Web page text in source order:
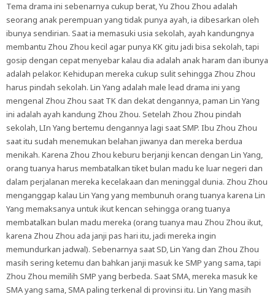
Tema drama ini sebenarnya cukup berat, Yu Zhou Zhou adalah
seorang anak perempuan yang tidak punya ayah, ia dibesarkan oleh
ibunya sendirian. Saat ia memasuki usia sekolah, ayah kandungnya
membantu Zhou Zhou kecil agar punya KK gitu jadi bisa sekolah, tapi
gosip dengan cepat menyebar kalau dia adalah anak haram dan ibunya
adalah pelakor. Kehidupan mereka cukup sulit sehingga Zhou Zhou
harus pindah sekolah. Lin Yang adalah male lead drama ini yang
mengenal Zhou Zhou saat TK dan dekat dengannya, paman Lin Yang
ini adalah ayah kandung Zhou Zhou. Setelah Zhou Zhou pindah
sekolah, LIn Yang bertemu dengannya lagi saat SMP. Ibu Zhou Zhou
saat itu sudah menemukan belahan jiwanya dan mereka berdua
menikah. Karena Zhou Zhou keburu berjanji kencan dengan Lin Yang,
orang tuanya harus membatalkan tiket bulan madu ke luar negeri dan
dalam perjalanan mereka kecelakaan dan meninggal dunia. Zhou Zhou
menganggap kalau Lin Yang yang membunuh orang tuanya karena Lin
Yang memaksanya untuk ikut kencan sehingga orang tuanya
membatalkan bulan madu mereka (orang tuanya mau Zhou Zhou ikut,
karena Zhou Zhou ada janji pas hari itu, jadi mereka ingin
memundurkan jadwal). Sebenarnya saat SD, Lin Yang dan Zhou Zhou
masih sering ketemu dan bahkan janji masuk ke SMP yang sama, tapi
Zhou Zhou memilih SMP yang berbeda. Saat SMA, mereka masuk ke
SMA yang sama, SMA paling terkenal di provinsi itu. Lin Yang masih